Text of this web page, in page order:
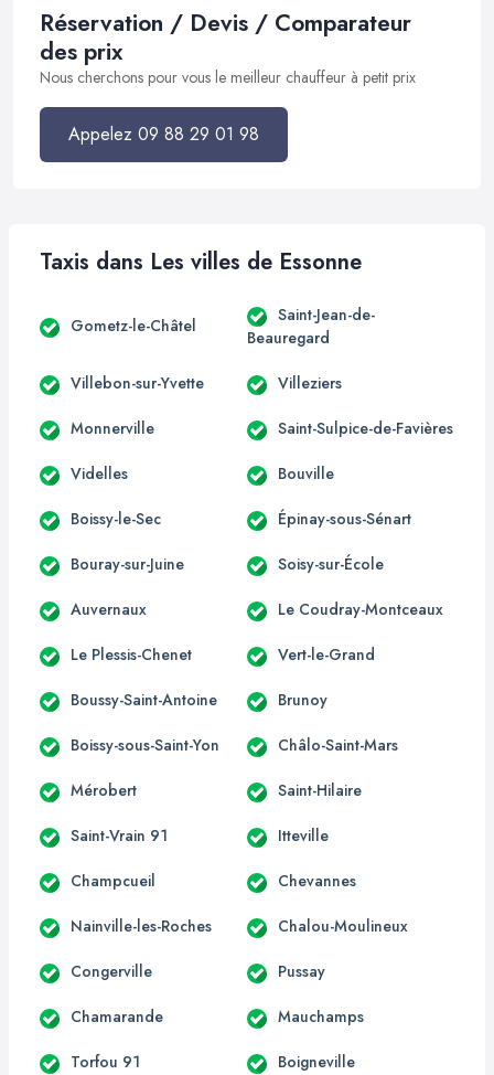
Réservation / Devis / Comparateur
des prix
Nous cherchons pour vous le meilleur chauffeur à petit prix
Appelez 09 88 29 01 98
Taxis dans Les villes de Essonne
Gometz-le-Châtel
Saint-Jean-de-
Beauregard
Villebon-sur-Yvette Villeziers
Monnerville Saint-Sulpice-de-Favières
Videlles Bouville
Boissy-le-Sec Épinay-sous-Sénart
Bouray-sur-Juine Soisy-sur-École
Auvernaux Le Coudray-Montceaux
Le Plessis-Chenet Vert-le-Grand
Boussy-Saint-Antoine Brunoy
Boissy-sous-Saint-Yon Châlo-Saint-Mars
Mérobert Saint-Hilaire
Saint-Vrain 91 Itteville
Champcueil Chevannes
Nainville-les-Roches Chalou-Moulineux
Congerville Pussay
Chamarande Mauchamps
Torfou 91 Boigneville